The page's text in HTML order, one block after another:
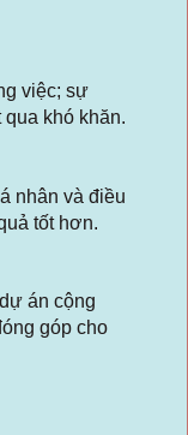
việc; sự
khó khăn.
nhân và điều
tốt hơn.
án cộng
góp cho